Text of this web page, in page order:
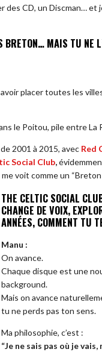
des CD, un Discman… et
BRETON… MAIS TU NE
placer toutes les
le Poitou, pile entre La
2001 à 2015, avec Red
Social Club,
voit comme un “Breton
THE CELTIC SOCIAL
CHANGE DE VOIX,
ANNÉES, COMMENT TU
Manu :
On avance.
Chaque disque est une
background.
Mais on avance
tu ne perds pas ton sens.
Ma philosophie, c’est :
“Je ne sais pas où je